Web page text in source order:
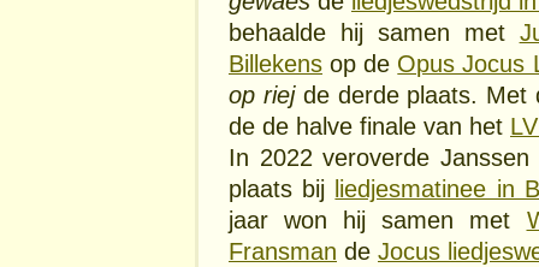
behaalde hij samen met
Billekens op de Opus Jocus
op riejde derde plaats. Met
de de halve finale van het
In 2022 veroverde
plaats bij liedjesmatinee in
jaar won hij samen met
Fransman de Jocus